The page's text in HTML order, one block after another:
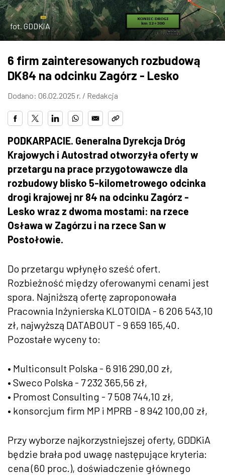
ZDJĘCIA
W RZESZOWIE
fot. GDDKiA
6 firm zainteresowanych rozbudową
DK84 na odcinku Zagórz - Lesko
Dodano: 06.02.2025 r. / Redakcja
PODKARPACIE. Generalna Dyrekcja Dróg
Krajowych i Autostrad otworzyła oferty w
przetargu na prace przygotowawcze dla
rozbudowy blisko 5-kilometrowego odcinka
drogi krajowej nr 84 na odcinku Zagórz -
Lesko wraz z dwoma mostami: na rzece
Osława w Zagórzu i na rzece San w
Postołowie.
Do przetargu wpłynęło sześć ofert.
Rozbieżność między oferowanymi cenami jest
spora. Najniższą ofertę zaproponowała
Pracownia Inżynierska KLOTOIDA - 6 206 543,10
zł, najwyższą DATABOUT - 9 659 165,40.
Pozostałe wyceny to:
• Multiconsult Polska - 6 916 290,00 zł,
• Sweco Polska - 7 232 365,56 zł,
• Promost Consulting - 7 508 744,10 zł,
• konsorcjum firm MP i MPRB - 8 942 100,00 zł,
Przy wyborze najkorzystniejszej oferty, GDDKiA
będzie brała pod uwagę następujące kryteria:
cena (60 proc.), doświadczenie głównego